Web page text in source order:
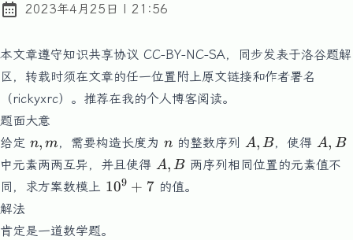
Posted on:
2023年4月25日 at
21:56
本文章遵守知识共享协议 CC-BY-NC-SA，同步发表于洛谷题解
区，转载时须在文章的任一位置附上原文链接和作者署名
（rickyxrc）。推荐在我的个人博客阅读。
题面大意
给定 n,m
n, m，需要构造长度为n
n 的整数序列A,B
A, B，使得A,B
A, B
中元素两两互异，并且使得 A,B
A, B 两序列相同位置的元素值不
同，求方案数模上 10^9+7
109 + 7的值。
解法
肯定是一道数学题。